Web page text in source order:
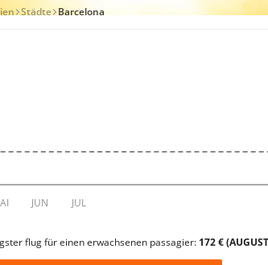
Städte Barcelona
flug für einen erwachsenen passagier: 172 €